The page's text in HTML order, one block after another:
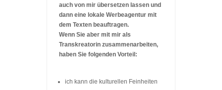
auch von mir übersetzen lassen und
dann eine lokale Werbeagentur mit
dem Texten beauftragen.
Wenn Sie aber mit mir als
Transkreatorin zusammenarbeiten,
haben Sie folgenden Vorteil:
ich kann die kulturellen Feinheiten